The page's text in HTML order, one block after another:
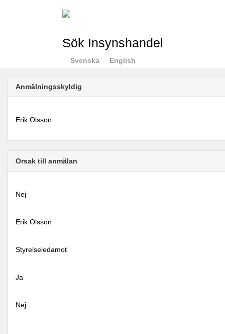
Sök Insynshandel
Svenska English
Anmälningsskyldig
Erik Olsson
Orsak till anmälan
Nej
Erik Olsson
Styrelseledamot
Ja
Nej